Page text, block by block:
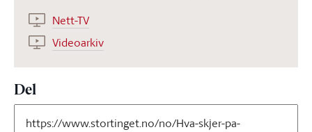
Nett-TV
Videoarkiv
Del